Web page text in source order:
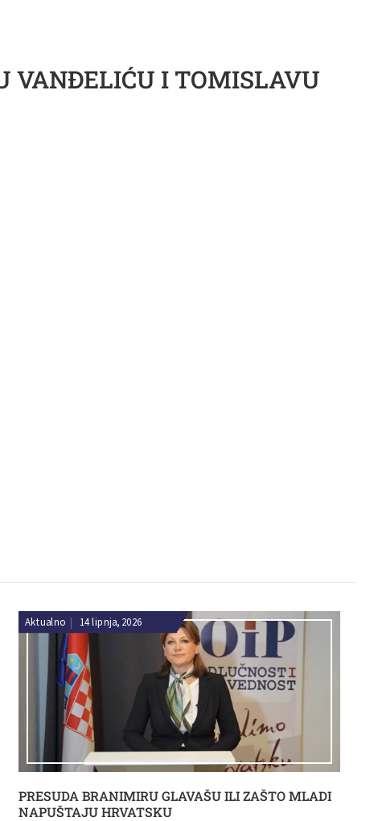
VANĐELIĆU I TOMISLAVU
PRESUDA BRANIMIRU GLAVAŠU ILI ZAŠTO MLADI
NAPUŠTAJU HRVATSKU
Aktualno | 14 lipnja, 2026